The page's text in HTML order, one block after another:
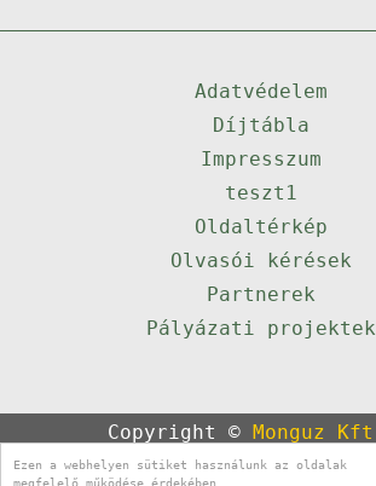
Ezen a webhelyen sütiket használunk az oldalak
megfelelő működése érdekében.
Adatvédelem
Díjtábla
Impresszum
teszt1
Oldaltérkép
Olvasói kérések
Partnerek
Pályázati projektek
Copyright © Monguz Kft
Powered byQulto